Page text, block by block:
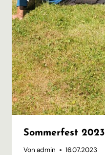
Sommerfest 2023
Von admin 16.07.2023